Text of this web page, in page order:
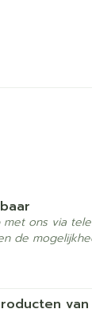
image
ons via
de
van